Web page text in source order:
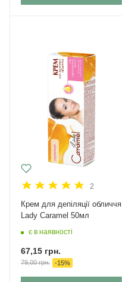
2
Крем для депіляції обличчя
Lady Caramel 50мл
є в наявності
67,15 грн.
79,00грн. -15%